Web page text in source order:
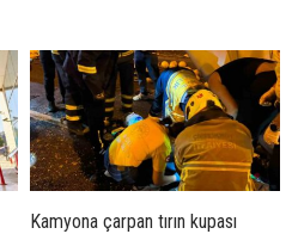
Kamyona çarpan tırın kupası